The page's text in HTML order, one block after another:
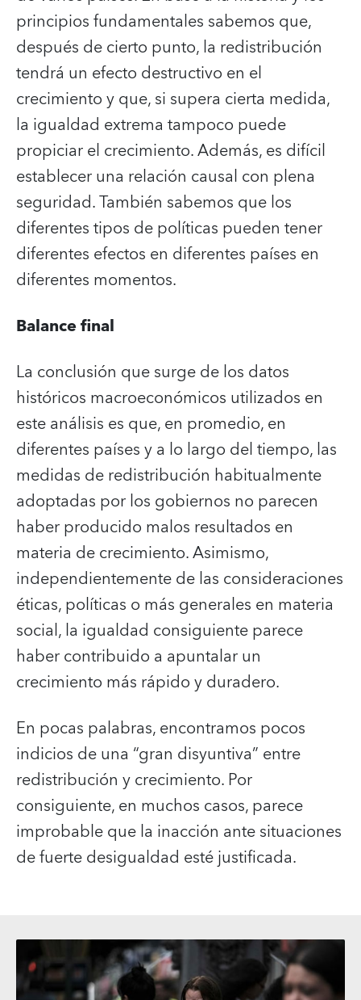
principios fundamentales sabemos que,
después de cierto punto, la redistribución
tendrá un efecto destructivo en el
crecimiento y que, si supera cierta medida,
la igualdad extrema tampoco puede
propiciar el crecimiento. Además, es difícil
establecer una relación causal con plena
seguridad. También sabemos que los
diferentes tipos de políticas pueden tener
diferentes efectos en diferentes países en
diferentes momentos.
Balance final
La conclusión que surge de los datos
históricos macroeconómicos utilizados en
este análisis es que, en promedio, en
diferentes países y a lo largo del tiempo, las
medidas de redistribución habitualmente
adoptadas por los gobiernos no parecen
haber producido malos resultados en
materia de crecimiento. Asimismo,
independientemente de las consideraciones
éticas, políticas o más generales en materia
social, la igualdad consiguiente parece
haber contribuido a apuntalar un
crecimiento más rápido y duradero.
En pocas palabras, encontramos pocos
indicios de una “gran disyuntiva” entre
redistribución y crecimiento. Por
consiguiente, en muchos casos, parece
improbable que la inacción ante situaciones
de fuerte desigualdad esté justificada.